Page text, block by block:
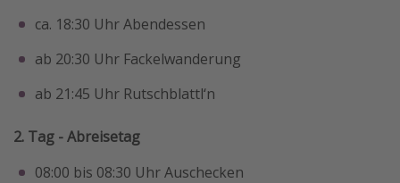
ca. 18:30 Uhr Abendessen
ab 20:30 Uhr Fackelwanderung
ab 21:45 Uhr Rutschblattl‘n
2. Tag - Abreisetag
08:00 bis 08:30 Uhr Auschecken